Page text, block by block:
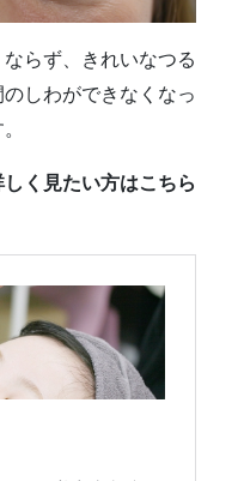
らず、きれいなつる
しわができなくなっ
く見たい方はこちら